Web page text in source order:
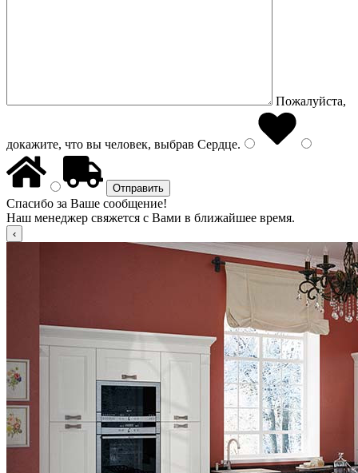
Пожалуйста,
докажите, что вы человек, выбрав Сердце.
Спасибо за Ваше сообщение!
Наш менеджер свяжется с Вами в ближайшее время.